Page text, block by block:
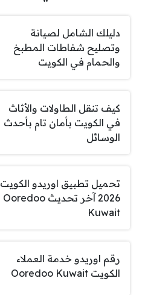
دليلك الشامل لصيانة
وتصليح شفاطات المطبخ
والحمام في الكويت
كيف تنقل الطاولات والأثاث
في الكويت بأمان تام بأحدث
الوسائل
تحميل تطبيق اوريدو الكويت
2026 آخر تحديث Ooredoo
Kuwait
رقم اوريدو خدمة العملاء
الكويت Ooredoo Kuwait